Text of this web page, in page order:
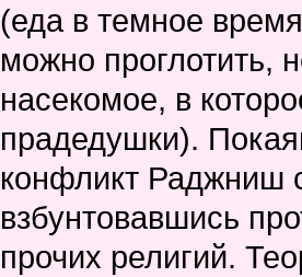
(еда в темное
можно проглотить,
насекомое, в
прадедушки).
конфликт Раджниш
взбунтовавшись
прочих религий.